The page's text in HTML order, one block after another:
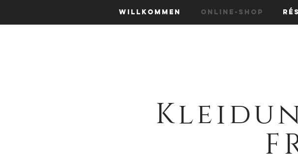
Willkommen Online-Shop